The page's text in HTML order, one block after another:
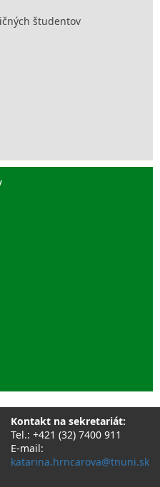
študentov
Kontakt na sekretariát:
Tel.: +421 (32) 7400 911
E-mail:
katarina.hrncarova@tnuni.sk